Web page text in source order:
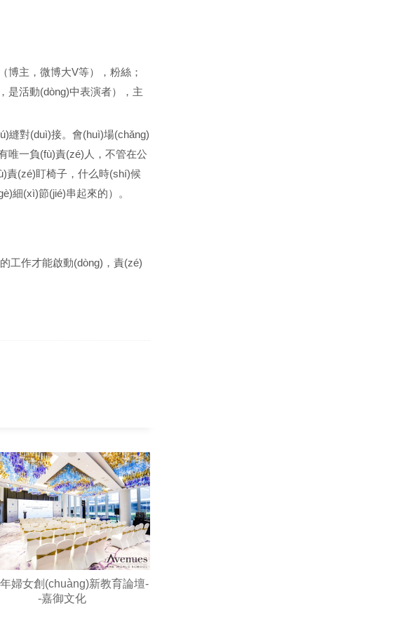
主，微博大V等），粉絲；
，是活動(dòng)中表演者），主
縫對(duì)接。會(huì)場(chǎng)
唯一負(fù)責(zé)人，不管在公
(zé)盯椅子，什么時(shí)候
(xì)節(jié)串起來的）。
的工作才能啟動(dòng)，責(zé)
婦女創(chuàng)新教育論壇-
-嘉御文化